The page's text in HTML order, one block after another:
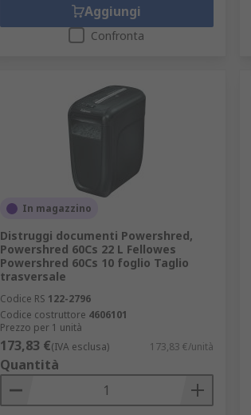
Aggiungi
Confronta
In magazzino
Distruggi documenti Powershred,
Powershred 60Cs 22 L Fellowes
Powershred 60Cs 10 foglio Taglio
trasversale
Codice RS 122-2796
Codice costruttore 4606101
Prezzo per 1 unità
173,83 €(IVA esclusa) 173,83 €/unità
Quantità